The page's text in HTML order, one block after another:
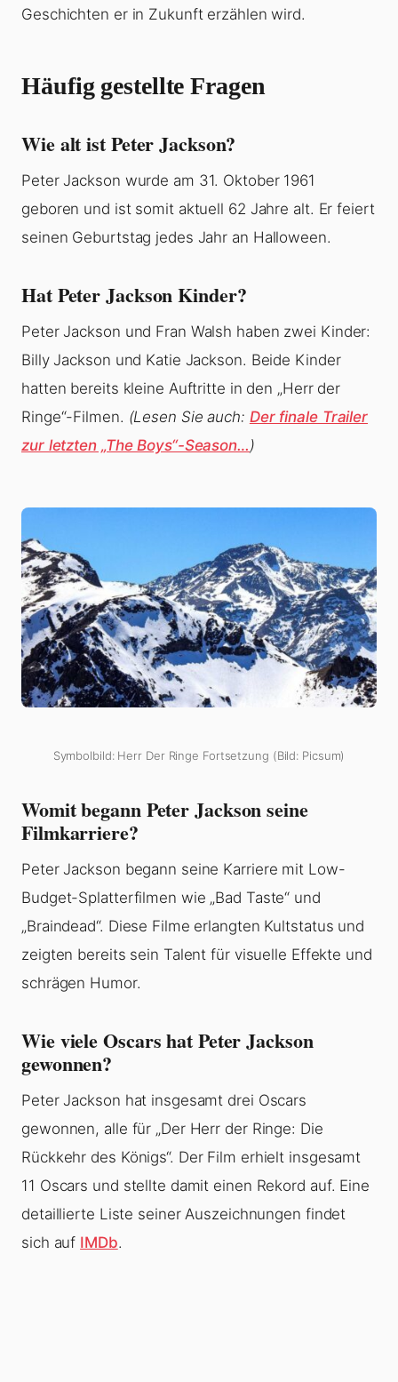
Geschichten er in Zukunft erzählen wird.
Häufig gestellte Fragen
Wie alt ist Peter Jackson?
Peter Jackson wurde am 31. Oktober 1961
geboren und ist somit aktuell 62 Jahre alt. Er feiert
seinen Geburtstag jedes Jahr an Halloween.
Hat Peter Jackson Kinder?
Peter Jackson und Fran Walsh haben zwei Kinder:
Billy Jackson und Katie Jackson. Beide Kinder
hatten bereits kleine Auftritte in den „Herr der
Ringe“-Filmen. (Lesen Sie auch: Der finale Trailer
zur letzten „The Boys“-Season…)
Symbolbild: Herr Der Ringe Fortsetzung (Bild: Picsum)
Womit begann Peter Jackson seine
Filmkarriere?
Peter Jackson begann seine Karriere mit Low-
Budget-Splatterfilmen wie „Bad Taste“ und
„Braindead“. Diese Filme erlangten Kultstatus und
zeigten bereits sein Talent für visuelle Effekte und
schrägen Humor.
Wie viele Oscars hat Peter Jackson
gewonnen?
Peter Jackson hat insgesamt drei Oscars
gewonnen, alle für „Der Herr der Ringe: Die
Rückkehr des Königs“. Der Film erhielt insgesamt
11 Oscars und stellte damit einen Rekord auf. Eine
detaillierte Liste seiner Auszeichnungen findet
sich auf IMDb.